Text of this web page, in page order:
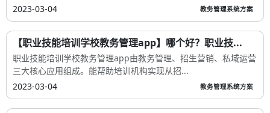
2023-03-04
教务管理系统方案
【职业技能培训学校教务管理app】哪个好？职业技...
职业技能培训学校教务管理app由教务管理、招生营销、私域运营
三大核心应用组成。能帮助培训机构实现从招...
2023-03-04
教务管理系统方案